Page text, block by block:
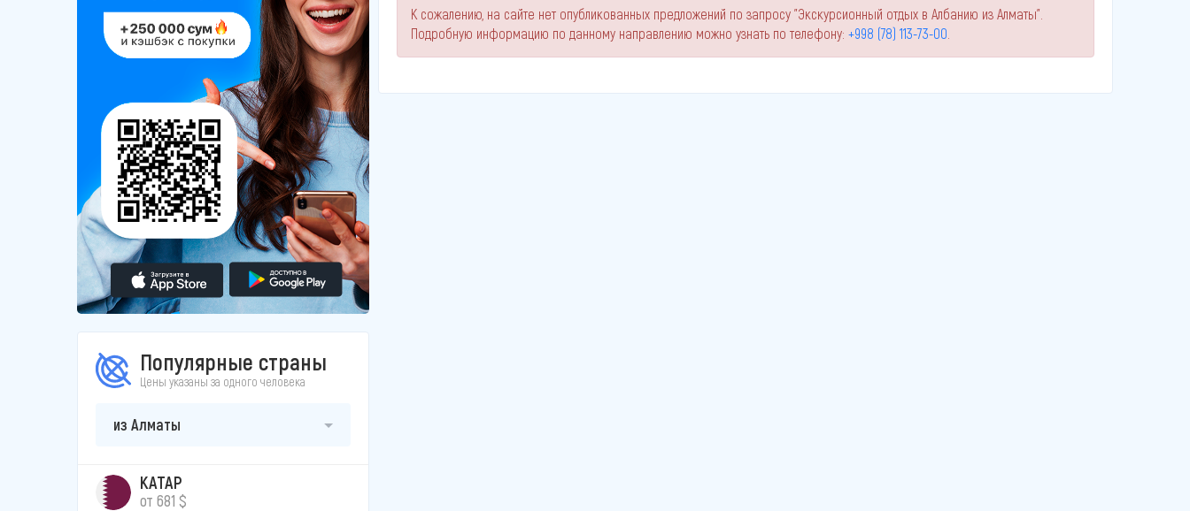
Популярные страны
Цены указаны за одного человека
из Алматы
КАТАР
от 681 $
К сожалению, на сайте нет опубликованных предложений по запросу "Экскурсионный отдых в Албанию из Алматы".
Подробную информацию по данному направлению можно узнать по телефону: +998 (78) 113-73-00